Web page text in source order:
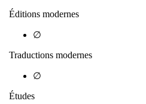
Éditions modernes
∅
Traductions modernes
∅
Études